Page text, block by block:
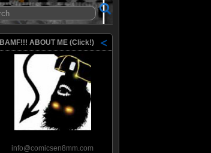
BAMF!!! ABOUT ME (Click!)
info@comicsen8mm.com